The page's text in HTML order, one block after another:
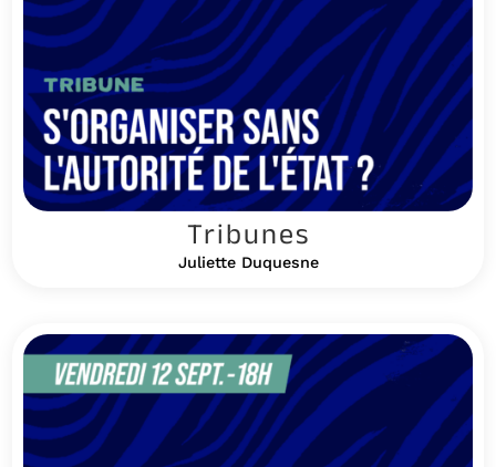
Tribunes
Juliette Duquesne